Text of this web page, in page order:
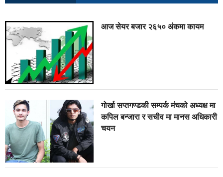
आज सेयर बजार २६५० अंकमा कायम
गोर्खा सप्तगण्डकी सम्पर्क मंचको अध्यक्ष मा
कपिल बन्जारा र सचीव मा मानस अधिकारी
चयन